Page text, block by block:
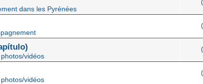
dans les Pyrénées
vidéos
vidéos